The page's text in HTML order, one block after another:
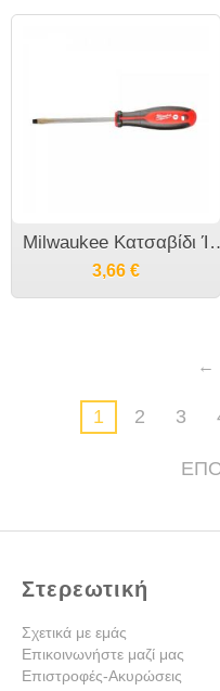
Milwaukee
3,66 €
1 2 3
Στερεωτική
Σχετικά με εμάς
Επικοινωνήστε μαζί μας
Επιστροφές-Ακυρώσεις